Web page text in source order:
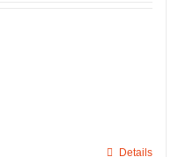
Details